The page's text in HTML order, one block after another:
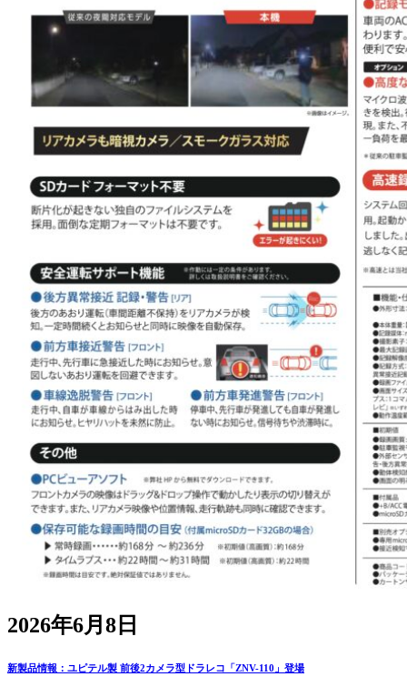
2026年6月8日
新製品情報：ユピテル製 前後2カメラ型ドラレコ「ZNV-110」登場